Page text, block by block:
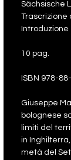
Sächsische
Trascrizione
Introduzione
10 pag.
ISBN 978-
Giuseppe
bolognese
limiti del
in
metà del